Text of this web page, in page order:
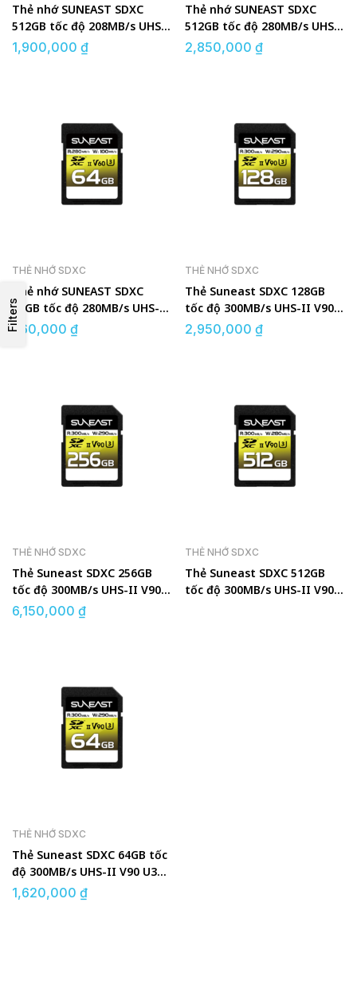
Filters
Thẻ nhớ SUNEAST SDXC
512GB tốc độ 208MB/s UHS-I
V30
1,900,000 ₫
Thẻ nhớ SUNEAST SDXC
512GB tốc độ 280MB/s UHS-
II V60 U3
2,850,000 ₫
THẺ NHỚ SDXC
Thẻ nhớ SUNEAST SDXC
64GB tốc độ 280MB/s UHS-II
V60 U3
660,000 ₫
THẺ NHỚ SDXC
Thẻ Suneast SDXC 128GB
tốc độ 300MB/s UHS-II V90
U3 pSLC
2,950,000 ₫
THẺ NHỚ SDXC
Thẻ Suneast SDXC 256GB
tốc độ 300MB/s UHS-II V90
U3 pSLC
6,150,000 ₫
THẺ NHỚ SDXC
Thẻ Suneast SDXC 512GB
tốc độ 300MB/s UHS-II V90
THẺ NHỚ SDXC
Thẻ Suneast SDXC 64GB tốc
độ 300MB/s UHS-II V90 U3
pSLC
1,620,000 ₫